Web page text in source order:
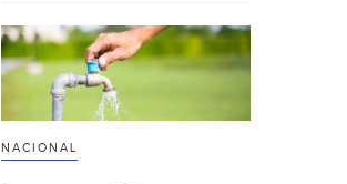
NACIONAL